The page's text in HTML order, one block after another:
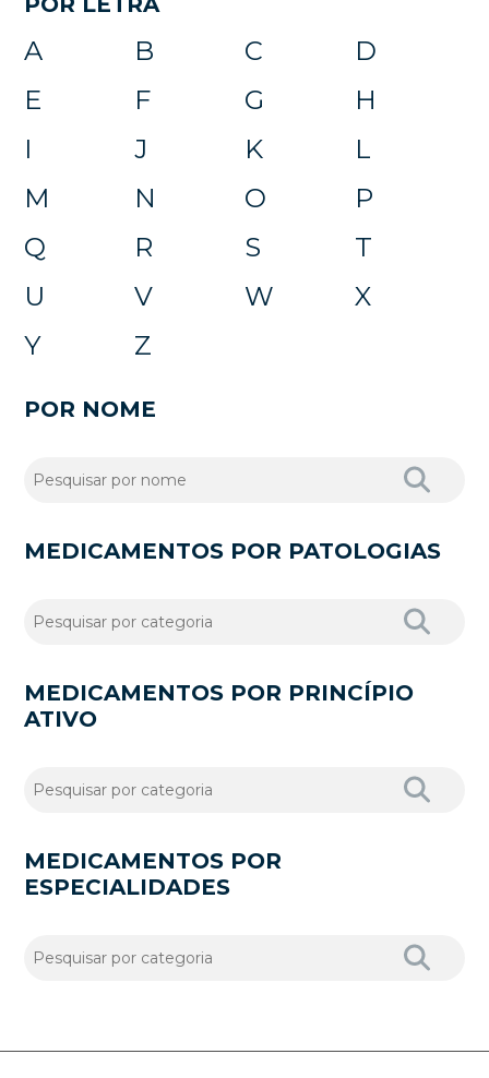
A B C
D
E
F G
H
I
J K
L
M
N O
P
Q
R S
T
U
V W
X
Y
Z
POR NOME
MEDICAMENTOS POR PATOLOGIAS
MEDICAMENTOS POR PRINCÍPIO
ATIVO
MEDICAMENTOS POR
ESPECIALIDADES